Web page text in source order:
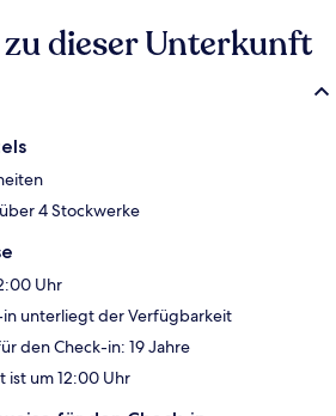
dieser Unterkunft
4 Stockwerke
Uhr
in unterliegt der Verfügbarkeit
den Check-in: 19 Jahre
ist um 12:00 Uhr